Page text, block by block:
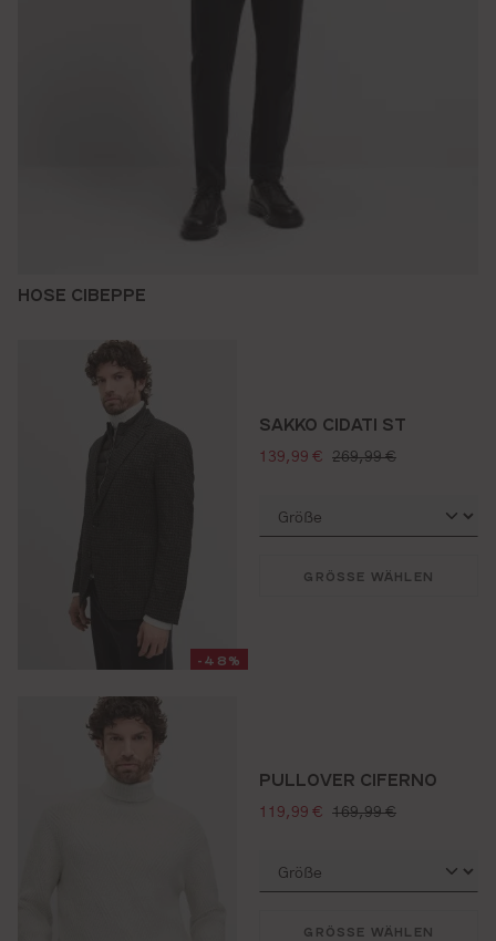
HOSE CIBEPPE
-48%
SAKKO CIDATI ST
verkaufspreis:
139,99 € regulärer preis:
269,99 €
GRÖSSE WÄHLEN
PULLOVER CIFERNO
verkaufspreis:
119,99 € regulärer preis:
169,99 €
GRÖSSE WÄHLEN